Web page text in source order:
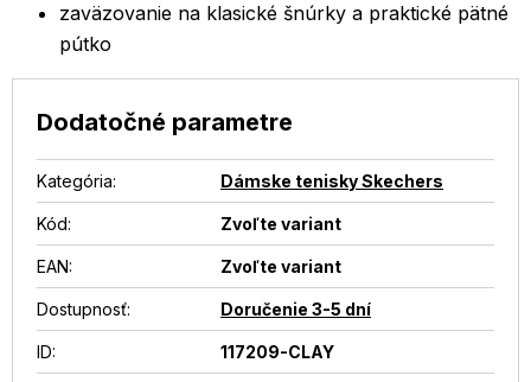
zaväzovanie na klasické šnúrky a praktické pätné
pútko
Dodatočné parametre
Kategória: Dámske tenisky Skechers
Kód: Zvoľte variant
EAN: Zvoľte variant
Dostupnosť: Doručenie 3-5 dní
ID: 117209-CLAY